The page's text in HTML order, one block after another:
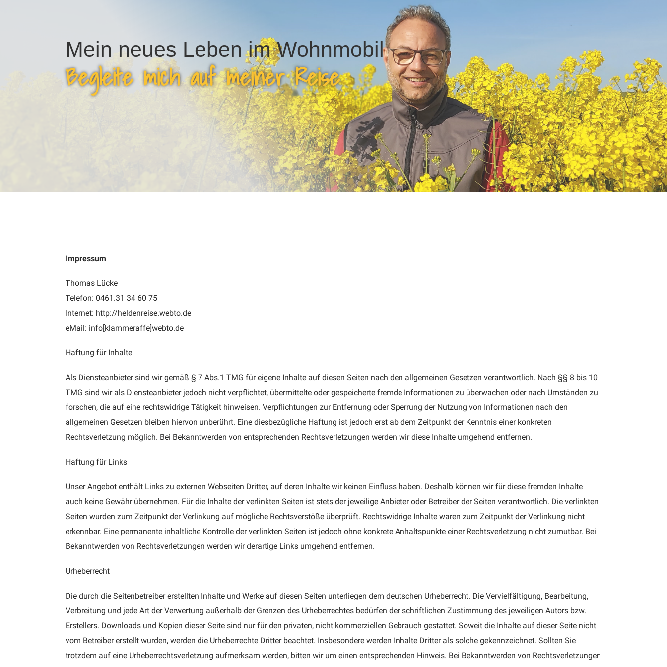
Mein neues Leben im Wohnmobil
Begleite mich auf meiner Reise
Impressum
Thomas Lücke
Telefon: 0461.31 34 60 75
Internet: http://heldenreise.webto.de
eMail: info[klammeraffe]webto.de
Haftung für Inhalte
Als Diensteanbieter sind wir gemäß § 7 Abs.1 TMG für eigene Inhalte auf diesen Seiten nach den allgemeinen Gesetzen verantwortlich. Nach §§ 8 bis 10
TMG sind wir als Diensteanbieter jedoch nicht verpflichtet, übermittelte oder gespeicherte fremde Informationen zu überwachen oder nach Umständen zu
forschen, die auf eine rechtswidrige Tätigkeit hinweisen. Verpflichtungen zur Entfernung oder Sperrung der Nutzung von Informationen nach den
allgemeinen Gesetzen bleiben hiervon unberührt. Eine diesbezügliche Haftung ist jedoch erst ab dem Zeitpunkt der Kenntnis einer konkreten
Rechtsverletzung möglich. Bei Bekanntwerden von entsprechenden Rechtsverletzungen werden wir diese Inhalte umgehend entfernen.
Haftung für Links
Unser Angebot enthält Links zu externen Webseiten Dritter, auf deren Inhalte wir keinen Einfluss haben. Deshalb können wir für diese fremden Inhalte
auch keine Gewähr übernehmen. Für die Inhalte der verlinkten Seiten ist stets der jeweilige Anbieter oder Betreiber der Seiten verantwortlich. Die verlinkten
Seiten wurden zum Zeitpunkt der Verlinkung auf mögliche Rechtsverstöße überprüft. Rechtswidrige Inhalte waren zum Zeitpunkt der Verlinkung nicht
erkennbar. Eine permanente inhaltliche Kontrolle der verlinkten Seiten ist jedoch ohne konkrete Anhaltspunkte einer Rechtsverletzung nicht zumutbar. Bei
Bekanntwerden von Rechtsverletzungen werden wir derartige Links umgehend entfernen.
Urheberrecht
Die durch die Seitenbetreiber erstellten Inhalte und Werke auf diesen Seiten unterliegen dem deutschen Urheberrecht. Die Vervielfältigung, Bearbeitung,
Verbreitung und jede Art der Verwertung außerhalb der Grenzen des Urheberrechtes bedürfen der schriftlichen Zustimmung des jeweiligen Autors bzw.
Erstellers. Downloads und Kopien dieser Seite sind nur für den privaten, nicht kommerziellen Gebrauch gestattet. Soweit die Inhalte auf dieser Seite nicht
vom Betreiber erstellt wurden, werden die Urheberrechte Dritter beachtet. Insbesondere werden Inhalte Dritter als solche gekennzeichnet. Sollten Sie
trotzdem auf eine Urheberrechtsverletzung aufmerksam werden, bitten wir um einen entsprechenden Hinweis. Bei Bekanntwerden von Rechtsverletzungen